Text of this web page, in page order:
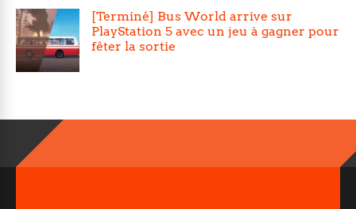
[Terminé] Bus World arrive sur
PlayStation 5 avec un jeu à gagner pour
fêter la sortie